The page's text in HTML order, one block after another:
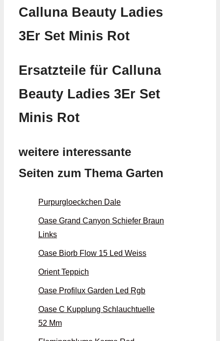
Calluna Beauty Ladies
3Er Set Minis Rot
Ersatzteile für Calluna
Beauty Ladies 3Er Set
Minis Rot
weitere interessante
Seiten zum Thema Garten
Purpurgloeckchen Dale
Oase Grand Canyon Schiefer Braun
Links
Oase Biorb Flow 15 Led Weiss
Orient Teppich
Oase Profilux Garden Led Rgb
Oase C Kupplung Schlauchtuelle
52 Mm